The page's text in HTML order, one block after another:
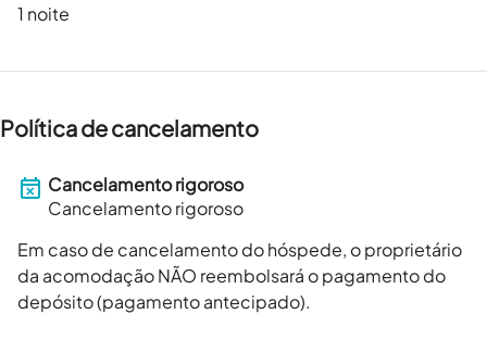
1 noite
Política de cancelamento
Cancelamento rigoroso
Cancelamento rigoroso
Em caso de cancelamento do hóspede, o proprietário
da acomodação NÃO reembolsará o pagamento do
depósito (pagamento antecipado).